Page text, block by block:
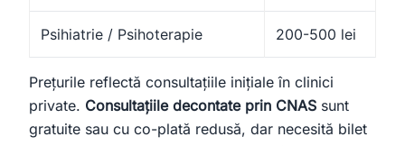
Psihiatrie / Psihoterapie 200-500 lei
Prețurile reflectă consultațiile inițiale în clinici
private. Consultațiile decontate prin CNAS sunt
gratuite sau cu co-plată redusă, dar necesită bilet